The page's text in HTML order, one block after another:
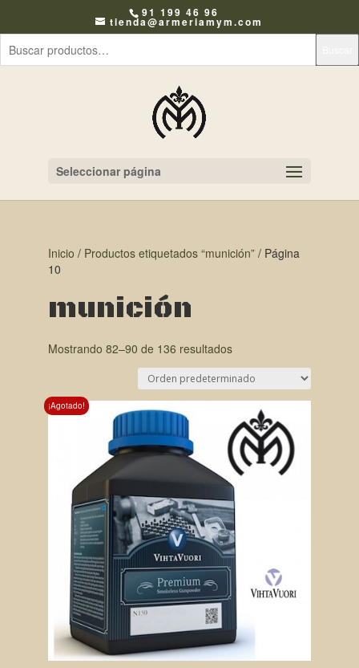
91 199 46 96
tienda@armeriamym.com
Seleccionar página
Inicio / Productos etiquetados “munición”/ Página
10
munición
Mostrando 82–90 de 136 resultados
¡Agotado!